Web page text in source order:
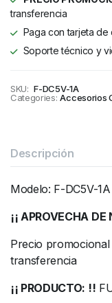
transferencia
Paga con tarjeta
Soporte técnico y
SKU: F-DC5V-1A
Categories: Accesorios
Descripción
Modelo: F-DC5V-1A
¡¡ APROVECHA
Precio
transferencia
¡¡ PRODUCTO: !!